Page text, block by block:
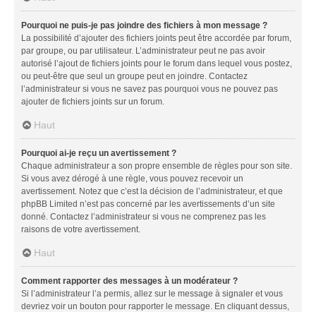
Pourquoi ne puis-je pas joindre des fichiers à mon message ?
La possibilité d’ajouter des fichiers joints peut être accordée par forum,
par groupe, ou par utilisateur. L’administrateur peut ne pas avoir
autorisé l’ajout de fichiers joints pour le forum dans lequel vous postez,
ou peut-être que seul un groupe peut en joindre. Contactez
l’administrateur si vous ne savez pas pourquoi vous ne pouvez pas
ajouter de fichiers joints sur un forum.
Haut
Pourquoi ai-je reçu un avertissement ?
Chaque administrateur a son propre ensemble de règles pour son site.
Si vous avez dérogé à une règle, vous pouvez recevoir un
avertissement. Notez que c’est la décision de l’administrateur, et que
phpBB Limited n’est pas concerné par les avertissements d’un site
donné. Contactez l’administrateur si vous ne comprenez pas les
raisons de votre avertissement.
Haut
Comment rapporter des messages à un modérateur ?
Si l’administrateur l’a permis, allez sur le message à signaler et vous
devriez voir un bouton pour rapporter le message. En cliquant dessus,